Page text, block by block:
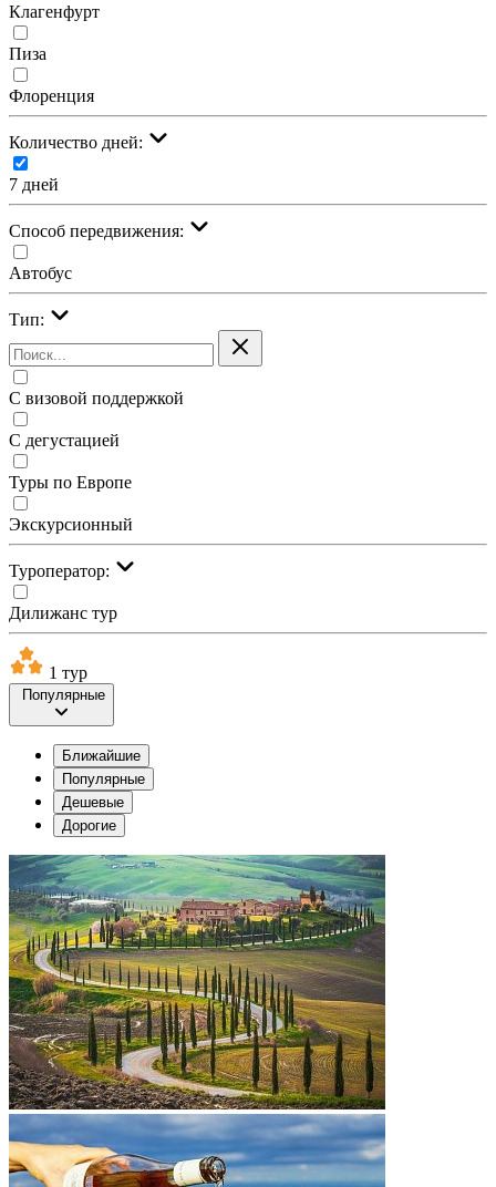
Клагенфурт
Пиза
Флоренция
Количество дней:
7 дней
Cпособ передвижения:
Автобус
Тип:
С визовой поддержкой
С дегустацией
Туры по Европе
Экскурсионный
Туроператор:
Дилижанс тур
1 тур
Популярные
Ближайшие
Популярные
Дешевые
Дорогие